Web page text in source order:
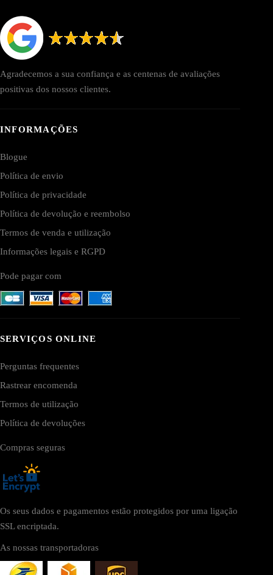
Agradecemos a sua confiança e as centenas de avaliações
positivas dos nossos clientes.
INFORMAÇÕES
Blogue
Política de envio
Política de privacidade
Política de devolução e reembolso
Termos de venda e utilização
Informações legais e RGPD
Pode pagar com
SERVIÇOS ONLINE
Perguntas frequentes
Rastrear encomenda
Termos de utilização
Política de devoluções
Compras seguras
Os seus dados e pagamentos estão protegidos por uma ligação
SSL encriptada.
As nossas transportadoras